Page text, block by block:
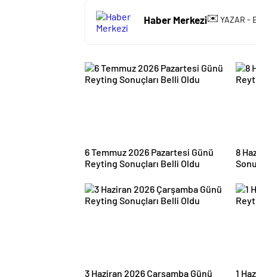
Haber Merkezi✉️ YAZAR -
6 Temmuz 2026 Pazartesi Günü
Reyting Sonuçları Belli Oldu
8
3 Haziran 2026 Çarşamba Günü
1